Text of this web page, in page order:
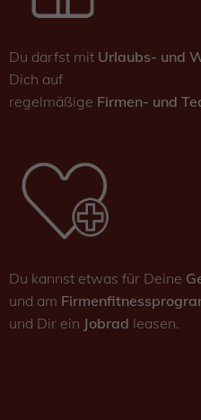
Du darfst mit Urlaubs- und
Dich auf
regelmäßige Firmen- und
Du kannst etwas für Deine
und am
und Dir ein Jobrad leasen.